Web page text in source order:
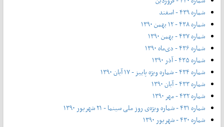
شماره ۴۳۹ - اسفند
شماره ۴۳۸ - ۱۲ بهمن ۱۳۹۰
شماره ۴۳۷ - بهمن ۱۳۹۰
شماره ۴۳۶ - دی‌ماه ۱۳۹۰
شماره ۴۳۵ - آذر ۱۳۹۰
شماره ۴۳۴ - شماره ویژه پاییز - ۱۷ آبان ۱۳۹۰
شماره ۴۳۳ - آبان ۱۳۹۰
شماره ۴۳۲ - مهر ۱۳۹۰
شماره ۴۳۱ - شماره ویژه‌ی روز ملی سینما - ۲۱ شهریور ۱۳۹۰
شماره ۴۳۰ - شهریور ۱۳۹۰